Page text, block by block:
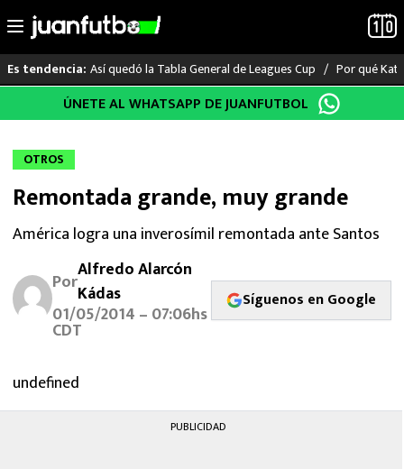
al
Es tendencia: Así quedó la Tabla General de Leagues Cup Por qué
LO ÚLTIMO
LIGA MX
RAYADOS
PUMAS
ATLANTE
SELECCIÓN MEXICANA
FUTBOL INTERNACIONAL
MEXICANOS EN EL EXTRANJERO
ÚNETE AL WHATSAPP DE JUANFUTBOL
OTROS
Remontada grande, muy grande
América logra una inverosímil remontada ante Santos
PorAlfredo Alarcón
Kádas
01/05/2014 – 07:06hs
CDT
Síguenos en Google
undefined
PUBLICIDAD